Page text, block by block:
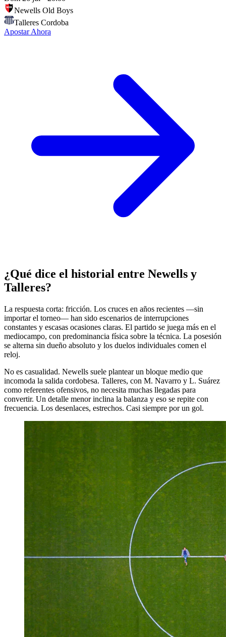
Newells Old Boys
Talleres Cordoba
Apostar Ahora
¿Qué dice el historial entre Newells y
Talleres?
La respuesta corta: fricción. Los cruces en años recientes —sin
importar el torneo— han sido escenarios de interrupciones
constantes y escasas ocasiones claras. El partido se juega más en el
mediocampo, con predominancia física sobre la técnica. La posesión
se alterna sin dueño absoluto y los duelos individuales comen el
reloj.
No es casualidad. Newells suele plantear un bloque medio que
incomoda la salida cordobesa. Talleres, con M. Navarro y L. Suárez
como referentes ofensivos, no necesita muchas llegadas para
convertir. Un detalle menor inclina la balanza y eso se repite con
frecuencia. Los desenlaces, estrechos. Casi siempre por un gol.